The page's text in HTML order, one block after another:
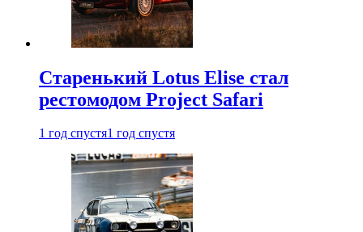
Старенький Lotus Elise стал
рестомодом Project Safari
1 год спустя1 год спустя